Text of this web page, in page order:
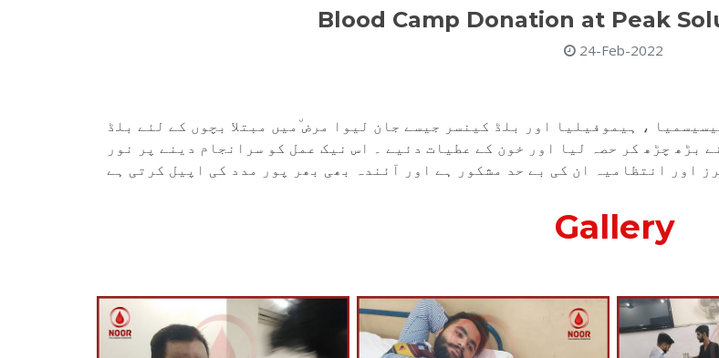
Blood Camp Donation at Peak
24-Feb-2022
، ہیموفیلیا اور بلڈ کینسر جیسے جان لیوا مرض ٘میں مبتلا بچوں کے لئے بلڈ
بڑھ چڑھ کر حصہ لیا اور خون کے عطیات دئیے ۔ اس نیک عمل کو سرانجام دینے پر نور
اور انتظامیہ ان کی بے حد مشکور ہے اور آئندہ بھی بھر پور مدد کی اپیل کرتی ہے
Gallery